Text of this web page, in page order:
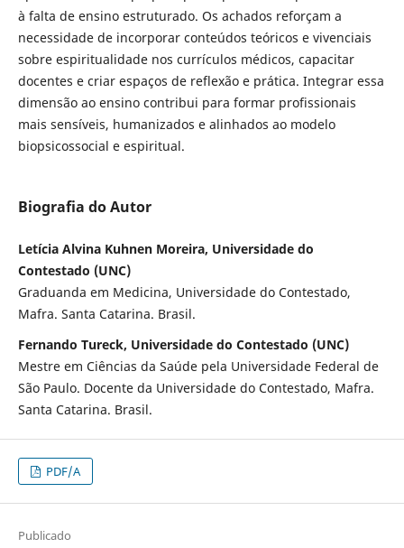
à falta de ensino estruturado. Os achados reforçam a
necessidade de incorporar conteúdos teóricos e vivenciais
sobre espiritualidade nos currículos médicos, capacitar
docentes e criar espaços de reflexão e prática. Integrar essa
dimensão ao ensino contribui para formar profissionais
mais sensíveis, humanizados e alinhados ao modelo
biopsicossocial e espiritual.
Biografia do Autor
Letícia Alvina Kuhnen Moreira, Universidade do
Contestado (UNC)
Graduanda em Medicina, Universidade do Contestado,
Mafra. Santa Catarina. Brasil.
Fernando Tureck, Universidade do Contestado (UNC)
Mestre em Ciências da Saúde pela Universidade Federal de
São Paulo. Docente da Universidade do Contestado, Mafra.
Santa Catarina. Brasil.
PDF/A
Publicado